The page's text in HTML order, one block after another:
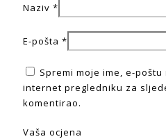
Naziv *
E-pošta *
Spremi moje ime, e-
internet pregledniku za
komentirao.
Vaša ocjena